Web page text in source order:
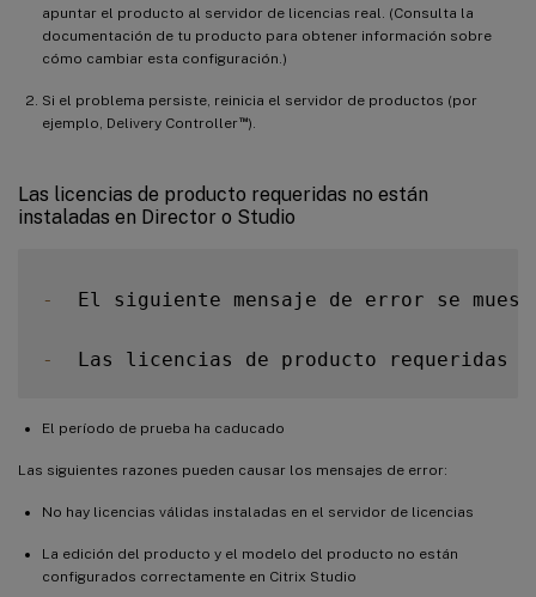
apuntar el producto al servidor de licencias real. (Consulta la
documentación de tu producto para obtener información sobre
cómo cambiar esta configuración.)
Si el problema persiste, reinicia el servidor de productos (por
ejemplo, Delivery Controller™).
Las licencias de producto requeridas no están
instaladas en Director o Studio
-
El siguiente mensaje de error se
-
El período de prueba ha caducado
Las siguientes razones pueden causar los mensajes de error:
No hay licencias válidas instaladas en el servidor de licencias
La edición del producto y el modelo del producto no están
configurados correctamente en Citrix Studio